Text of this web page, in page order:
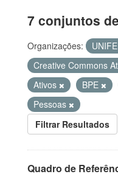
7 conjuntos
Organizações:
Creative Commons
Ativos
BPE
Pessoas
Filtrar Resultados
Quadro de